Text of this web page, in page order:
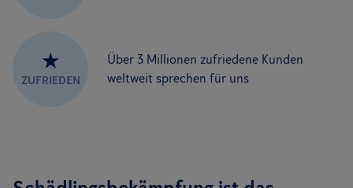
★
ZUFRIEDEN
Über 3 Millionen zufriedene Kunden
weltweit sprechen für uns